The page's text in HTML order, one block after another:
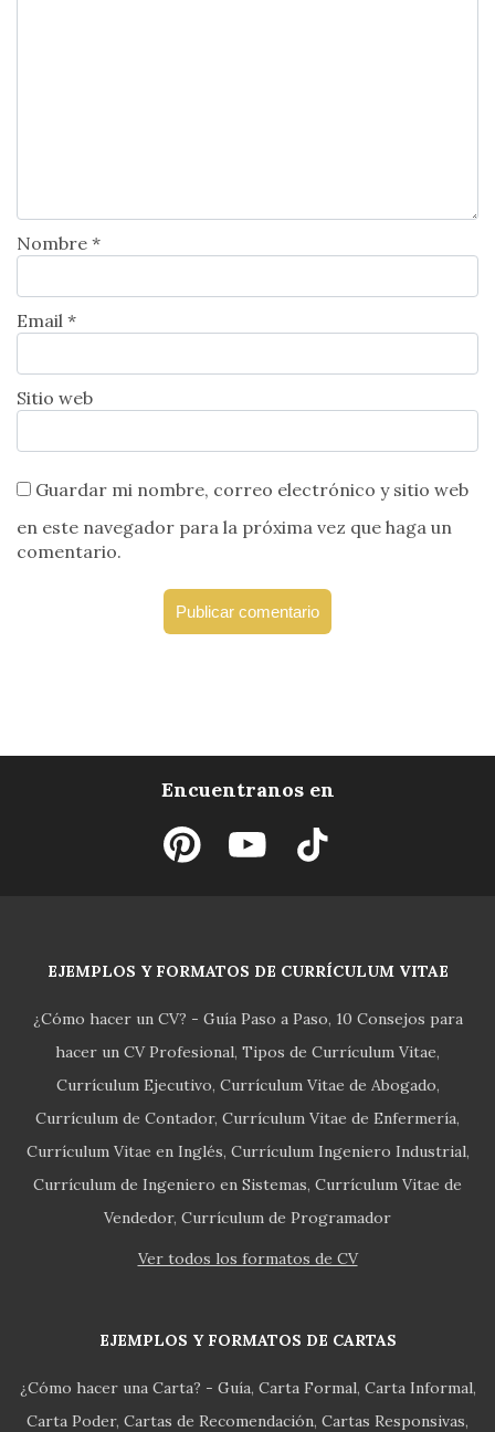
Nombre *
Email *
Sitio web
Guardar mi nombre, correo electrónico y sitio web
en este navegador para la próxima vez que haga un
comentario.
Encuentranos en
EJEMPLOS Y FORMATOS DE CURRÍCULUM VITAE
¿Cómo hacer un CV? - Guía Paso a Paso 10 Consejos para
hacer un CV Profesional Tipos de Currículum Vitae
Currículum Ejecutivo Currículum Vitae de Abogado
Currículum de Contador Currículum Vitae de Enfermería
Currículum Vitae en Inglés Currículum Ingeniero Industrial
Currículum de Ingeniero en Sistemas Currículum Vitae de
Vendedor Currículum de Programador
Ver todos los formatos de CV
EJEMPLOS Y FORMATOS DE CARTAS
¿Cómo hacer una Carta? - Guía Carta Formal Carta Informal
Carta Poder Cartas de Recomendación Cartas Responsivas